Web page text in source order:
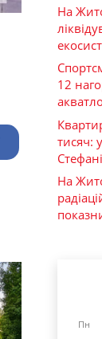
На
12
тисяч:
На
Пн